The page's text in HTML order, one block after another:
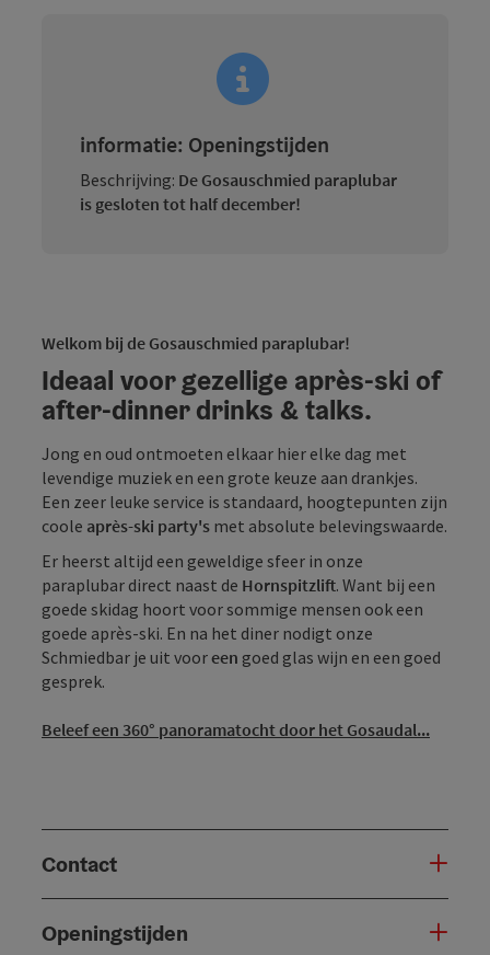
informatie: Openingstijden
Beschrijving: De Gosauschmied paraplubar
is gesloten tot half december!
Welkom bij de Gosauschmied paraplubar!
Ideaal voor gezellige après-ski of
after-dinner drinks & talks.
Jong en oud ontmoeten elkaar hier elke dag met
levendige muziek en een grote keuze aan drankjes.
Een zeer leuke service is standaard, hoogtepunten zijn
coole après-ski party's met absolute belevingswaarde.
Er heerst altijd een geweldige sfeer in onze
paraplubar direct naast de Hornspitzlift. Want bij een
goede skidag hoort voor sommige mensen ook een
goede après-ski. En na het diner nodigt onze
Schmiedbar je uit vooreen goed glas wijn en een goed
gesprek.
Beleef een 360° panoramatocht door het Gosaudal...
Contact
Openingstijden